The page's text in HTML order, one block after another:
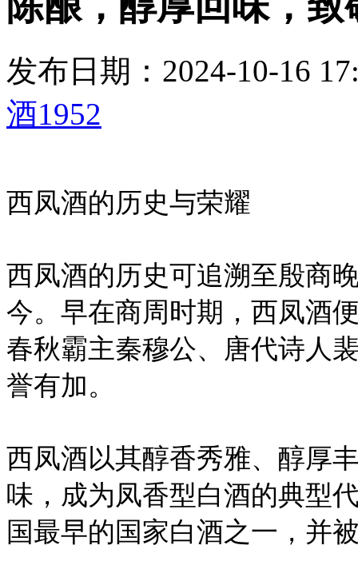
发布日期：2024-10-16
酒1952
西凤酒的历史与荣耀
西凤酒的历史可追溯至殷商
今。早在商周时期，西凤酒
春秋霸主秦穆公、唐代诗人
誉有加。
西凤酒以其醇香秀雅、醇厚
味，成为凤香型白酒的典型
国最早的国家白酒之一，并